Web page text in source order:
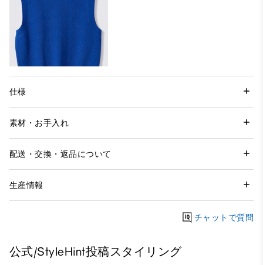
仕様
素材・お手入れ
配送・交換・返品について
生産情報
チャットで質問
公式/StyleHint投稿スタイリング